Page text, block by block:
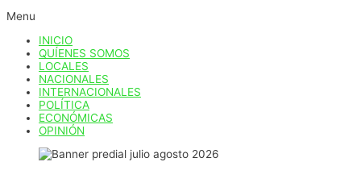
Menu
INICIO
QUÍENES SOMOS
LOCALES
NACIONALES
INTERNACIONALES
POLÍTICA
ECONÓMICAS
OPINIÓN